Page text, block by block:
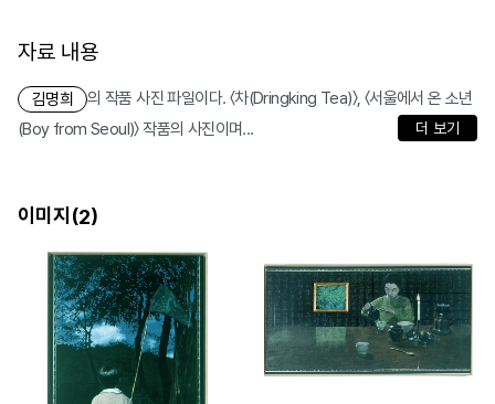
자료 내용
김명희
의 작품 사진 파일이다. 〈차(Dringking Tea)〉, 〈서울에서 온 소년
(Boy from Seoul)〉 작품의 사진이며...
더 보기
이미지(2)